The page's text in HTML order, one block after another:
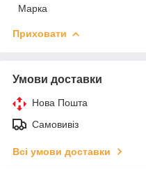
Марка
Приховати
Умови доставки
Нова Пошта
Самовивіз
Всі умови доставки